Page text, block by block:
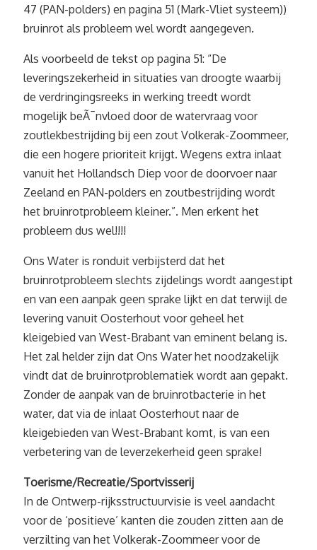
47 (PAN-polders) en pagina 51 (Mark-Vliet systeem))
bruinrot als probleem wel wordt aangegeven.
Als voorbeeld de tekst op pagina 51: “De
leveringszekerheid in situaties van droogte waarbij
de verdringingsreeks in werking treedt wordt
mogelijk beÃ¯nvloed door de watervraag voor
zoutlekbestrijding bij een zout Volkerak-Zoommeer,
die een hogere prioriteit krijgt. Wegens extra inlaat
vanuit het Hollandsch Diep voor de doorvoer naar
Zeeland en PAN-polders en zoutbestrijding wordt
het bruinrotprobleem kleiner.”. Men erkent het
probleem dus wel!!!!
Ons Water is ronduit verbijsterd dat het
bruinrotprobleem slechts zijdelings wordt aangestipt
en van een aanpak geen sprake lijkt en dat terwijl de
levering vanuit Oosterhout voor geheel het
kleigebied van West-Brabant van eminent belang is.
Het zal helder zijn dat Ons Water het noodzakelijk
vindt dat de bruinrotproblematiek wordt aan gepakt.
Zonder de aanpak van de bruinrotbacterie in het
water, dat via de inlaat Oosterhout naar de
kleigebieden van West-Brabant komt, is van een
verbetering van de leverzekerheid geen sprake!
Toerisme/Recreatie/Sportvisserij
In de Ontwerp-rijksstructuurvisie is veel aandacht
voor de ‘positieve’ kanten die zouden zitten aan de
verzilting van het Volkerak-Zoommeer voor de